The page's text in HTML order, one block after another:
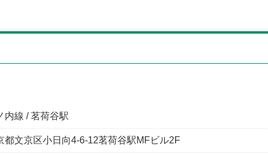
内線 / 茗荷谷駅
都文京区小日向4-6-12茗荷谷駅MFビル2F